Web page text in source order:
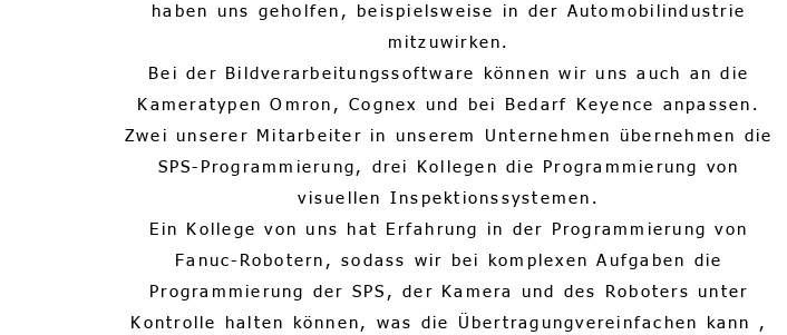
haben uns geholfen, beispielsweise in der Automobilindustrie
mitzuwirken.
Bei der Bildverarbeitungssoftware können wir uns auch an die
Kameratypen Omron, Cognex und bei Bedarf Keyence anpassen.
Zwei unserer Mitarbeiter in unserem Unternehmen übernehmen die
SPS-Programmierung, drei Kollegen die Programmierung von
visuellen Inspektionssystemen.
Ein Kollege von uns hat Erfahrung in der Programmierung von
Fanuc-Robotern, sodass wir bei komplexen Aufgaben die
Programmierung der SPS, der Kamera und des Roboters unter
Kontrolle halten können, was die Übertragungvereinfachen kann ,